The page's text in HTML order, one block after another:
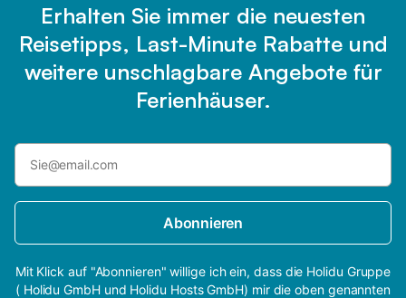
Erhalten Sie immer die neuesten
Reisetipps, Last-Minute Rabatte und
weitere unschlagbare Angebote für
Ferienhäuser.
Abonnieren
Mit Klick auf "Abonnieren" willige ich ein, dass die Holidu Gruppe
( Holidu GmbH und Holidu Hosts GmbH) mir die oben genannten